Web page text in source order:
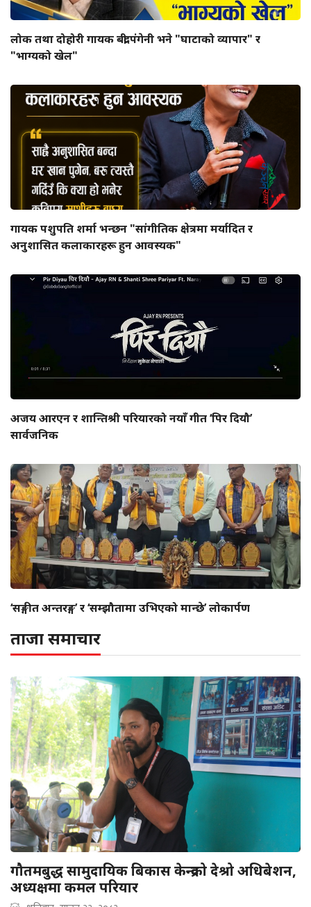
लोक तथा दोहोरी गायक बद्री पंगेनी भने "घाटाको व्यापार" र
"भाग्यको खेल"
गायक पशुपति शर्मा भन्छन "सांगीतिक क्षेत्रमा मर्यादित र
अनुशासित कलाकारहरू हुन आवस्यक"
अजय आरएन र शान्तिश्री परियारको नयाँ गीत ‘पिर दियौ’
सार्वजनिक
‘सङ्गीत अन्तरङ्ग’ र ‘सम्झौतामा उभिएको मान्छे’ लोकार्पण
ताजा समाचार
गौतमबुद्ध सामुदायिक बिकास केन्द्रको देश्रो अधिबेशन,
अध्यक्षमा कमल परियार